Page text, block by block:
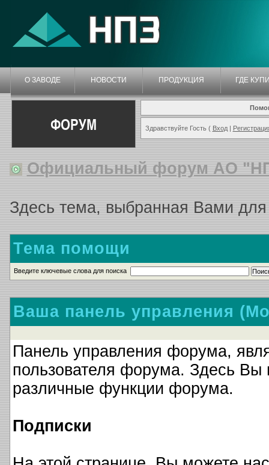
О ЗАВОДЕ НОВОСТИ ПРОДУКЦИЯ ГДЕ
ФОРУМ Здравствуйте Гость ( Вход|
Официальный форум АО
Здесь тема, выбранная Вами
Тема помощи
Введите ключевые слова для поиска
Ваша панель управления
Панель управления форума,
пользователя форума. Здесь Вы
различные функции форума.
Подписки